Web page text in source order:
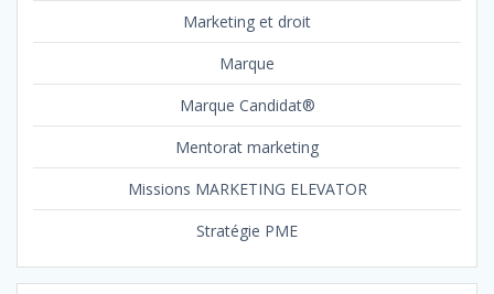
Marketing et droit
Marque
Marque Candidat®
Mentorat marketing
Missions MARKETING ELEVATOR
Stratégie PME